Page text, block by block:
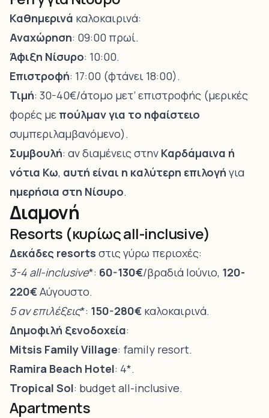
Καθημερινά καλοκαιρινά:
Αναχώρηση: 09:00 πρωί.
Άφιξη Νίσυρο: 10:00.
Επιστροφή: 17:00 (φτάνει 18:00).
Τιμή: 30-40€/άτομο μετ’ επιστροφής (μερικές
φορές με πούλμαν για το ηφαίστειο
συμπεριλαμβανόμενο).
Συμβουλή: αν διαμένεις στην Καρδάμαινα ή
νότια Κω, αυτή είναι η καλύτερη επιλογή για
ημερήσια στη Νίσυρο.
Διαμονή
Resorts (κυρίως all-inclusive)
Δεκάδες resorts στις γύρω περιοχές:
3-4 all-inclusive*: 60-130€/βραδιά Ιούνιο, 120-
220€Αύγουστο.
5αν επιλέξεις*: 150-280€ καλοκαιρινά.
Δημοφιλή ξενοδοχεία:
Mitsis Family Village: family resort.
Ramira Beach Hotel: 4*.
Tropical Sol: budget all-inclusive.
Apartments